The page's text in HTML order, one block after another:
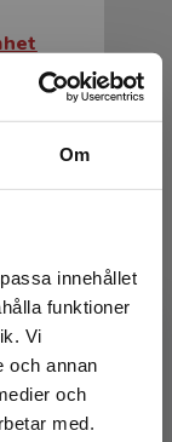
Om
innehållet
funktioner
Vi
och annan
och
med.